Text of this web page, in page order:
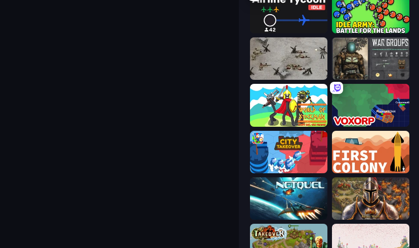
Airline Tycoon Idle Idle Army: Battle for the Lands
Warfare 1944 War Groups
World of Stickman Classic RTS Voxorp
City Takeover First Colony
Netquel Khan Wars